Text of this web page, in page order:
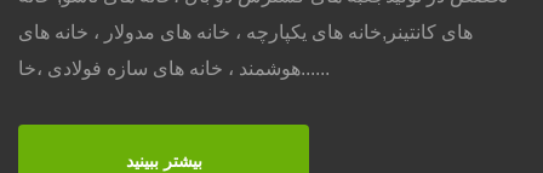
های کانتینر,خانه های یکپارچه ، خانه های مدولار ، خانه های
هوشمند ، خانه های سازه فولادی ،خا......
بیشتر ببینید